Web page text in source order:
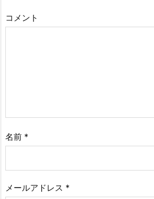
コメント
名前 *
メールアドレス *